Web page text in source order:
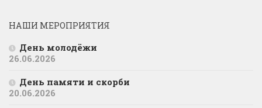
НАШИ МЕРОПРИЯТИЯ
День молодёжи
26.06.2026
День памяти и скорби
20.06.2026